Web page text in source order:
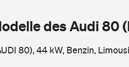
des Audi 80
80), 44 kW, Benzin,